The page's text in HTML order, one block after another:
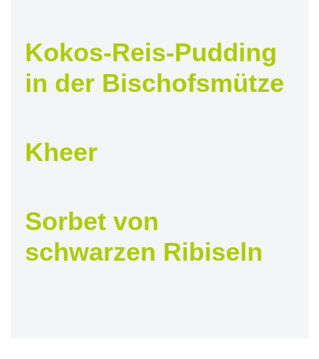
Kokos-Reis-Pudding
in der Bischofsmütze
Kheer
Sorbet von
schwarzen Ribiseln